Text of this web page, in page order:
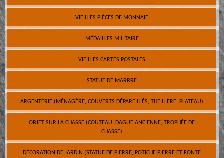
VIEILLES PIÈCES DE MONNAIE
MÉDAILLES MILITAIRE
VIEILLES CARTES POSTALES
STATUE DE MARBRE
ARGENTERIE (MÉNAGÈRE, COUVERTS DÉPAREILLÉS, THEILLERE, PLATEAU)
OBJET SUR LA CHASSE (COUTEAU, DAGUE ANCIENNE, TROPHÉE DE
CHASSE)
DÉCORATION DE JARDIN (STATUE DE PIERRE, POTICHE PIERRE ET FONTE